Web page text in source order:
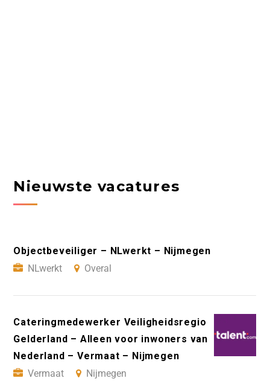
Nieuwste vacatures
Objectbeveiliger – NLwerkt – Nijmegen
NLwerkt
Overal
Cateringmedewerker Veiligheidsregio
Gelderland – Alleen voor inwoners van
Nederland – Vermaat – Nijmegen
Vermaat
Nijmegen